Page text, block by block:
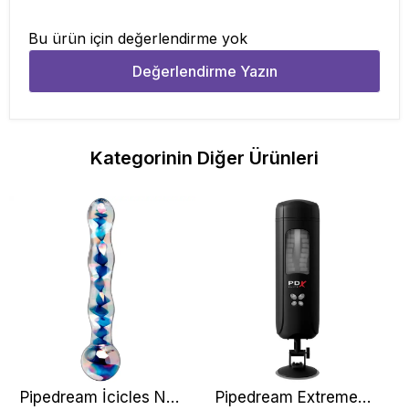
Bu ürün için değerlendirme yok
Değerlendirme Yazın
Kategorinin Diğer Ürünleri
Pipedream İcicles No.
Pipedream Extreme